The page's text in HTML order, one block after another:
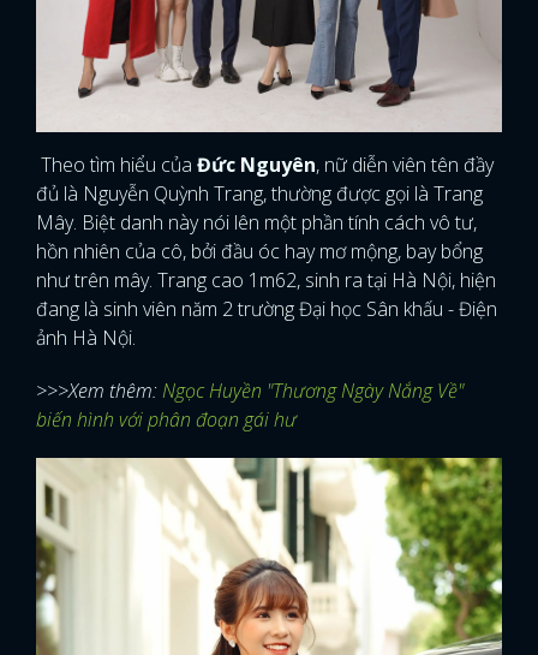
Theo tìm hiểu của Đức Nguyên, nữ diễn viên tên đầy
đủ là Nguyễn Quỳnh Trang, thường được gọi là Trang
Mây. Biệt danh này nói lên một phần tính cách vô tư,
hồn nhiên của cô, bởi đầu óc hay mơ mộng, bay bổng
như trên mây. Trang cao 1m62, sinh ra tại Hà Nội, hiện
đang là sinh viên năm 2 trường Đại học Sân khấu - Điện
ảnh Hà Nội.
>>>Xem thêm:Ngọc Huyền "Thương Ngày Nắng Về"
biến hình với phân đoạn gái hư